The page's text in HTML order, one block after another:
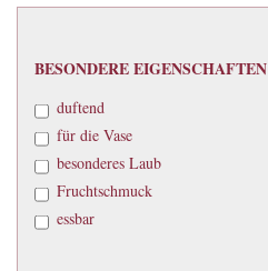
BESONDERE
BESONDERE EIGENSCHAFTEN
duftend
für die Vase
besonderes Laub
Fruchtschmuck
essbar